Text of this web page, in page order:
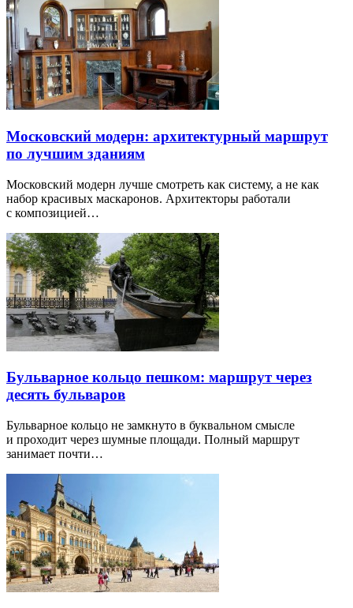
Московский модерн: архитектурный маршрут
по лучшим зданиям
Московский модерн лучше смотреть как систему, а не как
набор красивых маскаронов. Архитекторы работали
с композицией…
Бульварное кольцо пешком: маршрут через
десять бульваров
Бульварное кольцо не замкнуто в буквальном смысле
и проходит через шумные площади. Полный маршрут
занимает почти…